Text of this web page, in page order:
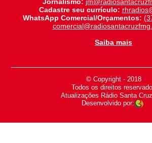
Cadastre seu currículo:
WhatsApp Comercial/Orçamentos:
Saiba mais
© Copyright - 2018
-
Todos os direitos
-
Atualizações Rádio Santa
Desenvolvido por: